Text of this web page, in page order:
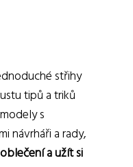
střihy
tipů a triků
s
návrháři a rady,
a užít si